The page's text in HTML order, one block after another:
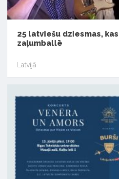
25 latviešu dziesmas,
zaļumballē
Latvijā